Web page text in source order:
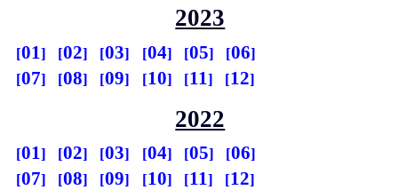
2023
01 02 03 04 05
06
07
08 09 10 11 12
2022
01 02 03 04 05
06
07
08 09 10 11 12